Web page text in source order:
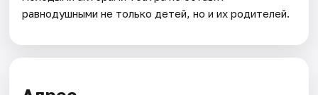
равнодушными не только детей, но и их родителей.